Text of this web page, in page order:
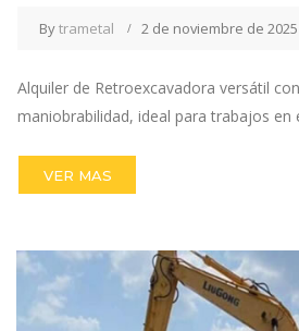
Bytrametal 2 de noviembre de 2025
Alquiler de Retroexcavadora versátil
maniobrabilidad, ideal para trabajos en
VER MAS